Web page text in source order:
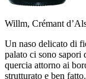
Willm, Crémant
Un naso delicato di
palato ci sono sapori
quercia attorno ai
strutturato e ben fatto.